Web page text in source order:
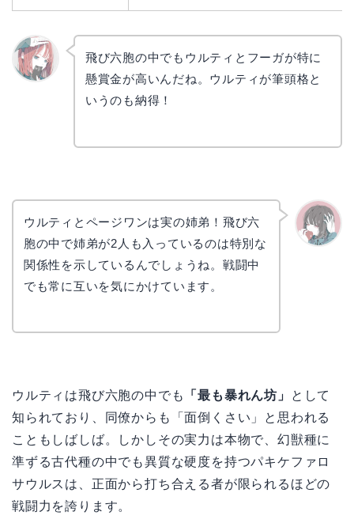
飛び六胞の中でもウルティとフーガが特に
懸賞金が高いんだね。ウルティが筆頭格と
いうのも納得！
ウルティとページワンは実の姉弟！飛び六
胞の中で姉弟が2人も入っているのは特別な
関係性を示しているんでしょうね。戦闘中
でも常に互いを気にかけています。
ウルティは飛び六胞の中でも 「最も暴れん坊」
として
知られており、同僚からも「面倒くさい」と思われる
こともしばしば。しかしその実力は本物で、幻獣種に
準ずる古代種の中でも異質な硬度を持つパキケファロ
サウルスは、正面から打ち合える者が限られるほどの
戦闘力を誇ります。